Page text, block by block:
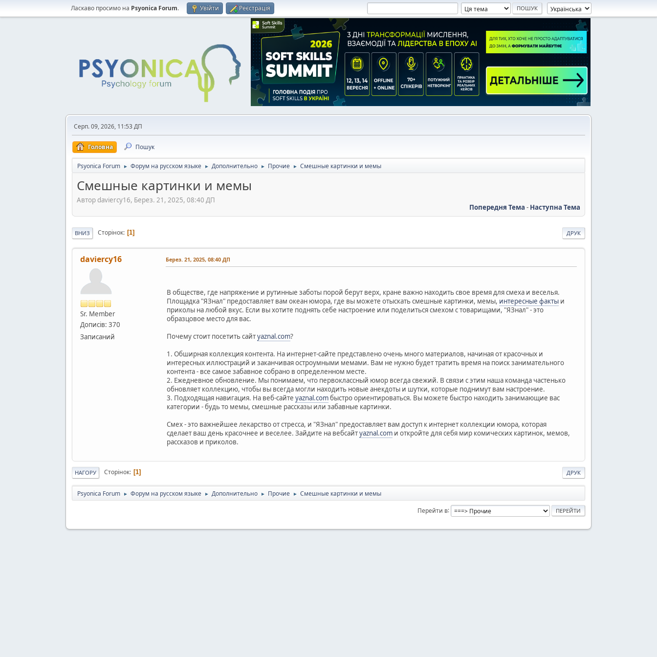
Ласкаво просимо на Psyonica Forum. Увійти Реєстрація
Серп. 09, 2026, 11:53 ДП
Головна Пошук
Psyonica Forum ► Форум на русском языке ► Дополнительно ► Прочие ► Смешные картинки и мемы
Смешные картинки и мемы
Автор daviercy16, Берез. 21, 2025, 08:40 ДП
Попередня Тема - Наступна Тема
ДРУК
ВНИЗ Сторінок 1
daviercy16
Sr. Member
Дописів: 370
Записаний
Берез. 21, 2025, 08:40 ДП
В обществе, где напряжение и рутинные заботы порой берут верх, кране важно находить свое время для смеха и веселья.
Площадка "ЯЗнал" предоставляет вам океан юмора, где вы можете отыскать смешные картинки, мемы, интересные факты и
приколы на любой вкус. Если вы хотите поднять себе настроение или поделиться смехом с товарищами, "ЯЗнал" - это
образцовое место для вас.
Почему стоит посетить сайтyaznal.com?
1. Обширная коллекция контента. На интернет-сайте представлено очень много материалов, начиная от красочных и
интересных иллюстраций и заканчивая остроумными мемами. Вам не нужно будет тратить время на поиск занимательного
контента - все самое забавное собрано в определенном месте.
2. Ежедневное обновление. Мы понимаем, что первоклассный юмор всегда свежий. В связи с этим наша команда частенько
обновляет коллекцию, чтобы вы всегда могли находить новые анекдоты и шутки, которые поднимут вам настроение.
3. Подходящая навигация. На веб-сайтеyaznal.comбыстро ориентироваться. Вы можете быстро находить занимающие вас
категории - будь то мемы, смешные рассказы или забавные картинки.
Смех - это важнейшее лекарство от стресса, и "ЯЗнал" предоставляет вам доступ к интернет коллекции юмора, которая
сделает ваш день красочнее и веселее. Зайдите на вебсайтyaznal.com и откройте для себя мир комических картинок, мемов,
рассказов и приколов.
ДРУК
НАГОРУ Сторінок 1
Psyonica Forum ► Форум на русском языке ► Дополнительно ► Прочие ► Смешные картинки и мемы
Перейти в